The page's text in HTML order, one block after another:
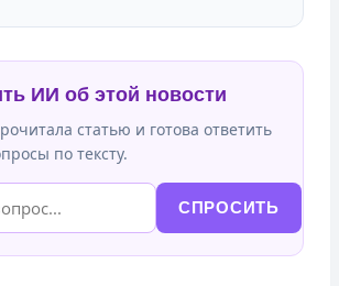
ИИ об этой новости
статью и готова ответить
по тексту.
СПРОСИТЬ